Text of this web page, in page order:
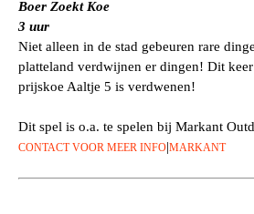
Boer Zoekt Koe
3 uur
Niet alleen in de stad gebeuren rare
platteland verdwijnen er dingen! Dit
prijskoe Aaltje 5 is verdwenen!
Dit spel is o.a. te spelen bij Markant
CONTACT VOOR MEER INFO|MARKANT